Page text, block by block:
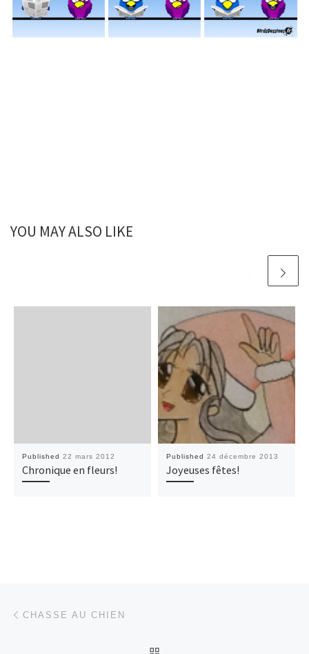
YOU MAY ALSO LIKE
Published 22 mars 2012
Chronique en fleurs!
Published 24 décembre 2013
Joyeuses fêtes!
Post navigation
CHASSE AU CHIEN